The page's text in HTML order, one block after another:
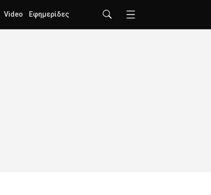
Video Εφημερίδες